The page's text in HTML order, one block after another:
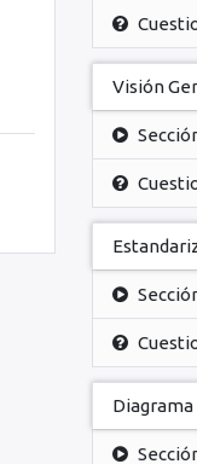
Visión
Diagrama